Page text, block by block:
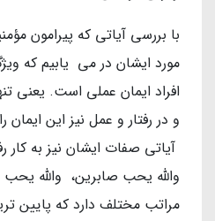
با بررسی آیاتی که پیرامون
مورد ایشان در می یابیم که
افراد ایمان عملی است. یعنی
و در رفتار و عمل نیز این
آیاتی صفات ایشان نیز به کار
والله یحب صابرین، والله
مراتب مختلف دارد که پایین